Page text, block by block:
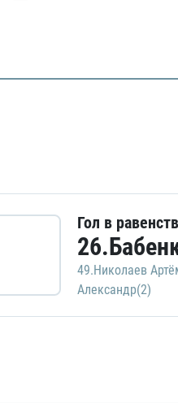
Гол в
49.Николаев
Александр(2)